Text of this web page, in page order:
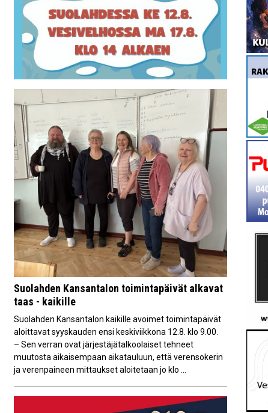
Suolahden Kansantalon toimintapäivät alkavat
taas - kaikille
Suolahden Kansantalon kaikille avoimet toimintapäivät
aloittavat syyskauden ensi keskiviikkona 12.8. klo 9.00.
– Sen verran ovat järjestäjätalkoolaiset tehneet
muutosta aikaisempaan aikatauluun, että verensokerin
ja verenpaineen mittaukset aloitetaan jo klo ...